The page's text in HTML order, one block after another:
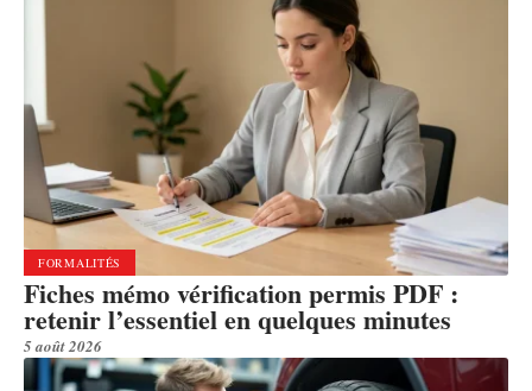
FORMALITÉS
Fiches mémo vérification permis PDF :
retenir l’essentiel en quelques minutes
5 août 2026